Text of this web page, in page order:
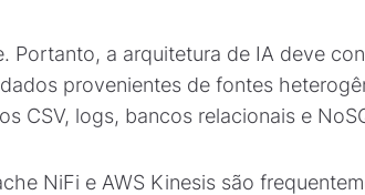
Portanto, a arquitetura de IA deve
provenientes de fontes
CSV, logs, bancos relacionais e
NiFi e AWS Kinesis são